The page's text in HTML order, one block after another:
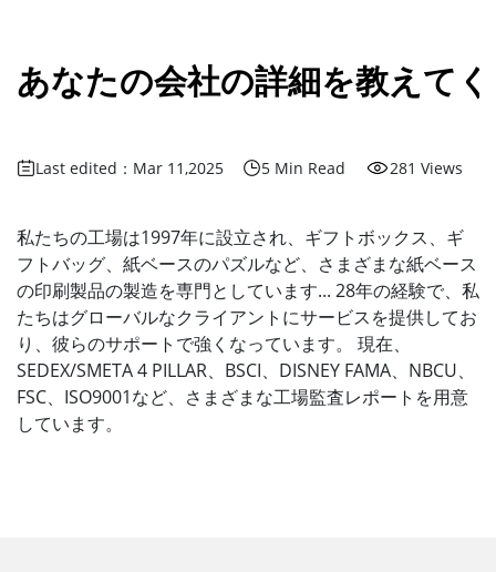
あなたの会社の詳細を教えて
Last edited：Mar 11,2025 5 Min Read 281 Views
私たちの工場は1997年に設立され、ギフトボックス、ギ
フトバッグ、紙ベースのパズルなど、さまざまな紙ベース
の印刷製品の製造を専門としています... 28年の経験で、私
たちはグローバルなクライアントにサービスを提供してお
り、彼らのサポートで強くなっています。 現在、
SEDEX/SMETA 4 PILLAR、BSCI、DISNEY FAMA、NBCU、
FSC、ISO9001など、さまざまな工場監査レポートを用意
しています。